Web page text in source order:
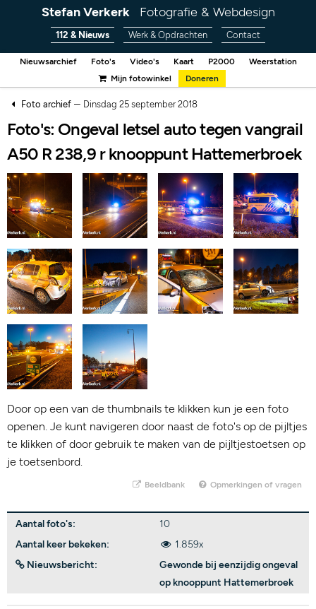
Stefan Verkerk Fotografie & Webdesign
112 & Nieuws Werk & Opdrachten Contact
Nieuwsarchief Foto's Video's Kaart P2000
Weerstation
Mijn fotowinkel
Doneren
Foto archief– Dinsdag 25 september 2018
Foto's: Ongeval letsel auto tegen vangrail
A50 R 238,9 r knooppunt Hattemerbroek
Door op een van de thumbnails te klikken kun je een foto
openen. Je kunt navigeren door naast de foto's op de pijltjes
te klikken of door gebruik te maken van de pijltjestoetsen op
je toetsenbord.
Beeldbank Opmerkingen of vragen
Aantal foto's:
10
Aantal keer bekeken:
1.859x
Nieuwsbericht:
Gewonde bij eenzijdig ongeval
op knooppunt Hattemerbroek